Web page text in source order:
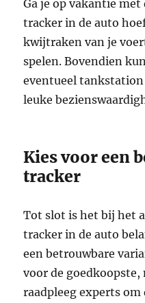
Ga je op vakantie met
tracker in de auto
kwijtraken van je
spelen. Bovendien
eventueel
leuke
Kies voor een
tracker
Tot slot is het bij het
tracker in de auto
een betrouwbare
voor de goedkoopste,
raadpleeg experts